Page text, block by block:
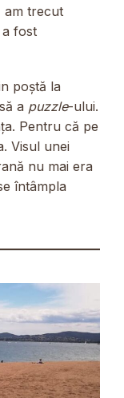
am trecut
fost
poștă la
a puzzle-ului.
Pentru că pe
Visul unei
nu mai era
întâmpla